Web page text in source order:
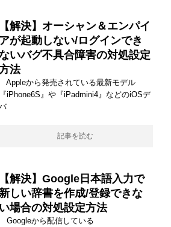
【解決】オーシャン＆エンパイ
アが起動しない/ログインでき
いバグ不具合障害の対処設定
法
Appleから発売されている最新モデル
『iPhone6S』や『iPadmini4』などのiOSデ
記事を読む
【解決】Google日本語入力で
新しい辞書を作成/登録できな
い場合の対処設定方法
Googleから配信している